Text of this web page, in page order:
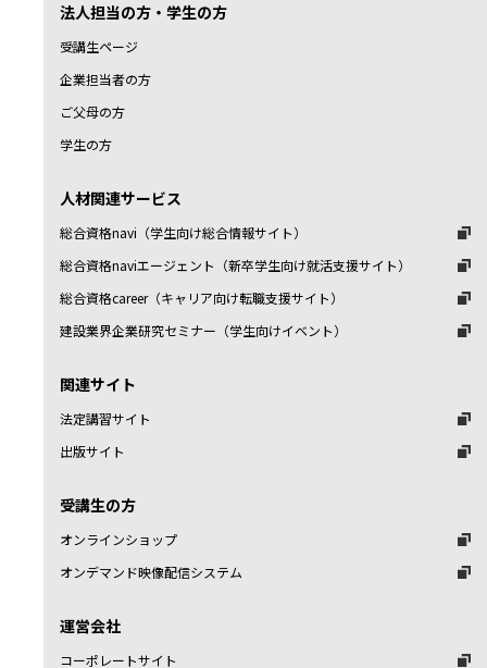
法人担当の方・学生の方
受講生ページ
企業担当者の方
ご父母の方
学生の方
人材関連サービス
総合資格navi（学生向け総合情報サイト）
総合資格naviエージェント（新卒学生向け就活支援サイト）
総合資格career（キャリア向け転職支援サイト）
建設業界企業研究セミナー（学生向けイベント）
関連サイト
法定講習サイト
出版サイト
受講生の方
オンラインショップ
オンデマンド映像配信システム
運営会社
コーポレートサイト